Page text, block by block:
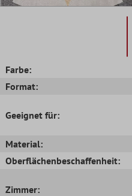
Farbe:
Format:
Geeignet für:
Material:
Oberflächenbeschaffenheit:
Zimmer: